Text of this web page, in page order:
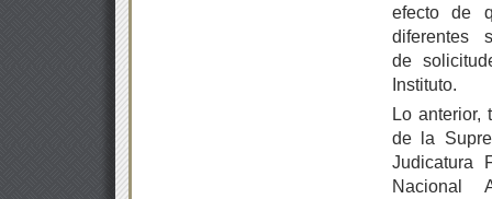
efecto de
diferentes
de
Instituto.
Lo anterior,
de la
Judicatura
Nacional